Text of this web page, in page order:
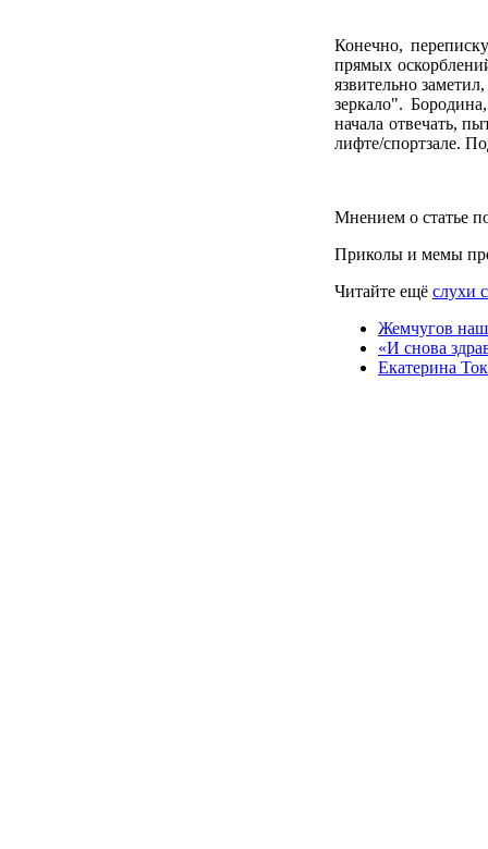
Конечно,
прямых
язвительно
зеркало".
начала отвечать,
лифте/спортзале.
Мнением о статье
Приколы и мемы
Читайте ещё слухи
Жемчугов
«И снова
Екатерина